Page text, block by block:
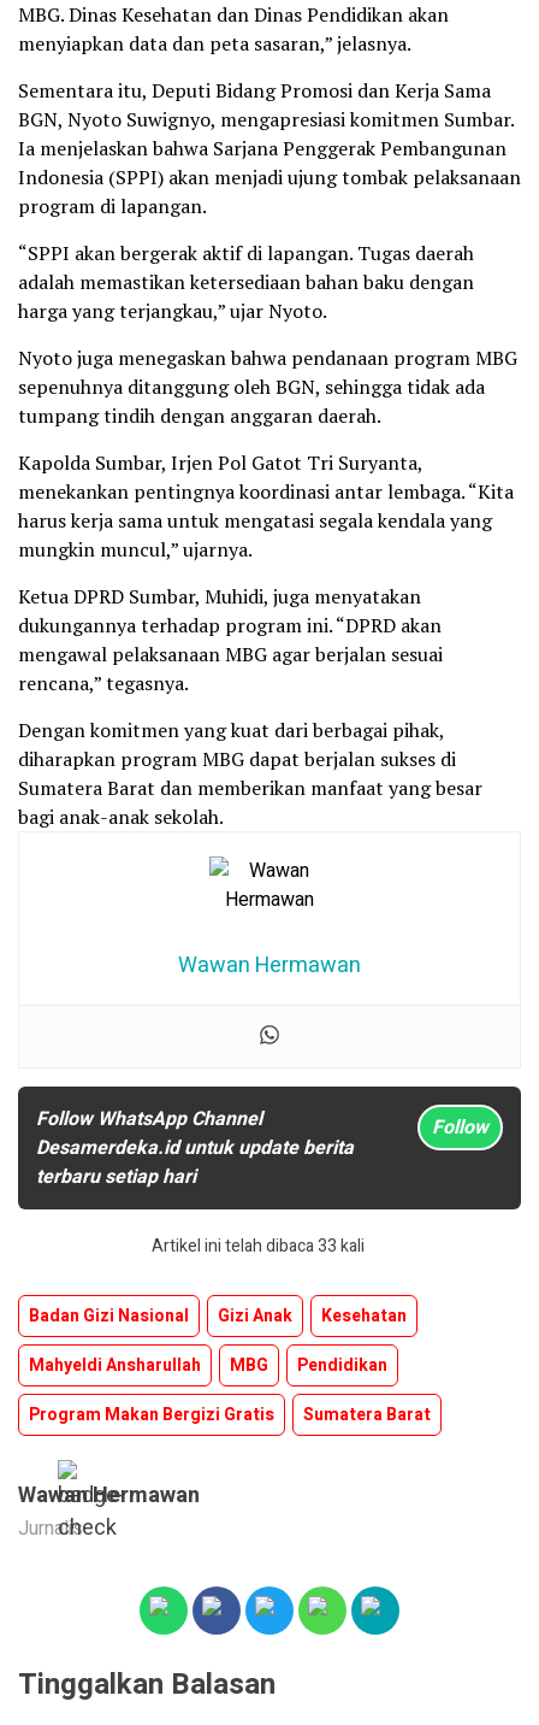
MBG. Dinas Kesehatan dan Dinas Pendidikan akan
menyiapkan data dan peta sasaran,” jelasnya.
Sementara itu, Deputi Bidang Promosi dan Kerja Sama
BGN, Nyoto Suwignyo, mengapresiasi komitmen Sumbar.
Ia menjelaskan bahwa Sarjana Penggerak Pembangunan
Indonesia (SPPI) akan menjadi ujung tombak pelaksanaan
program di lapangan.
“SPPI akan bergerak aktif di lapangan. Tugas daerah
adalah memastikan ketersediaan bahan baku dengan
harga yang terjangkau,” ujar Nyoto.
Nyoto juga menegaskan bahwa pendanaan program MBG
sepenuhnya ditanggung oleh BGN, sehingga tidak ada
tumpang tindih dengan anggaran daerah.
Kapolda Sumbar, Irjen Pol Gatot Tri Suryanta,
menekankan pentingnya koordinasi antar lembaga. “Kita
harus kerja sama untuk mengatasi segala kendala yang
mungkin muncul,” ujarnya.
Ketua DPRD Sumbar, Muhidi, juga menyatakan
dukungannya terhadap program ini. “DPRD akan
mengawal pelaksanaan MBG agar berjalan sesuai
rencana,” tegasnya.
Dengan komitmen yang kuat dari berbagai pihak,
diharapkan program MBG dapat berjalan sukses di
Sumatera Barat dan memberikan manfaat yang besar
bagi anak-anak sekolah.
Wawan Hermawan
Follow WhatsApp Channel
Desamerdeka.id untuk update berita
terbaru setiap hari
Follow
Artikel ini telah dibaca 33 kali
Badan Gizi Nasional Gizi Anak
Kesehatan
Mahyeldi Ansharullah
MBG
Pendidikan
Program Makan Bergizi Gratis
Sumatera Barat
Wawan Hermawan
Jurnalis
Tinggalkan Balasan